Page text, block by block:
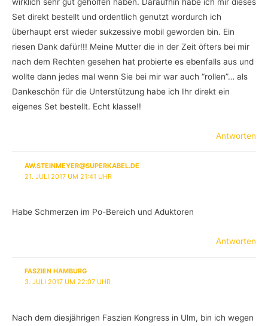
Set direkt bestellt und ordentlich genutzt wordurch ich
überhaupt erst wieder sukzessive mobil geworden bin. Ein
riesen Dank dafür!!! Meine Mutter die in der Zeit öfters bei mir
nach dem Rechten gesehen hat probierte es ebenfalls aus und
wollte dann jedes mal wenn Sie bei mir war auch “rollen”… als
Dankeschön für die Unterstützung habe ich Ihr direkt ein
eigenes Set bestellt. Echt klasse!!
Antworten
AW.STEINMEYER@SUPERKABEL.DE
21. JULI 2017 UM 21:41 UHR
Habe Schmerzen im Po-Bereich und Aduktoren
Antworten
FASZIEN HAMBURG
3. JULI 2017 UM 22:07 UHR
Nach dem diesjährigen Faszien Kongress in Ulm, bin ich wegen